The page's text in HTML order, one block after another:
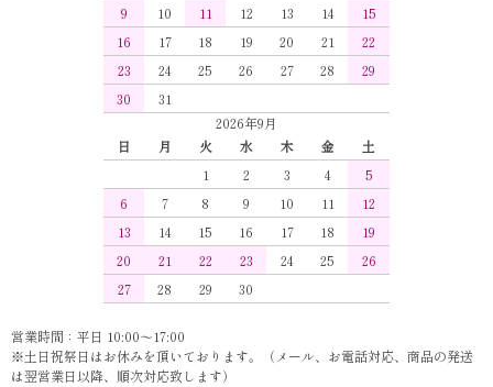
9
10 11 12 13 14
15
16
17 18 19 20 21
22
23
24 25 26 27 28
29
30
31
2026年9月
日
月 火 水 木 金
土
1
2 3 4
5
6
7 8 9 10 11
12
13
14 15 16 17 18
19
20
21 22 23 24 25
26
27
28 29 30
営業時間：平日 10:00～17:00
※土日祝祭日はお休みを頂いております。（メール、お電話対応、商品の発送
は翌営業日以降、順次対応致します）